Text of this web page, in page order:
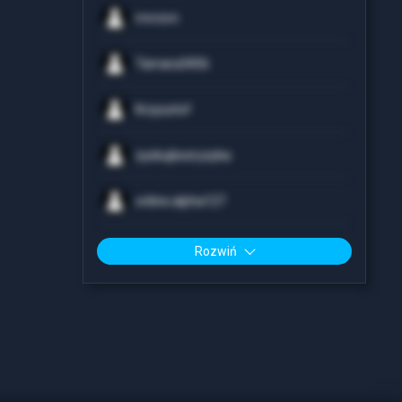
Tamara3456
Krzysztof
zyskujbezryzyka
online.alpha127
Rozwiń